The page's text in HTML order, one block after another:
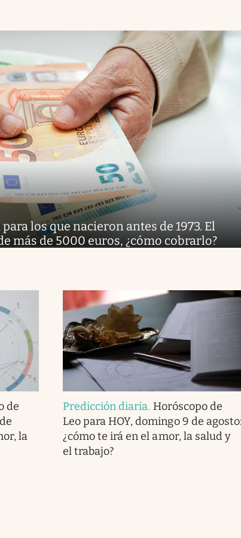
los que nacieron antes de 1973. El
más de 5000 euros, ¿cómo cobrarlo?
de
la
Predicción diaria. Horóscopo de
Leo para HOY, domingo 9 de agosto:
¿cómo te irá en el amor, la salud y
el trabajo?